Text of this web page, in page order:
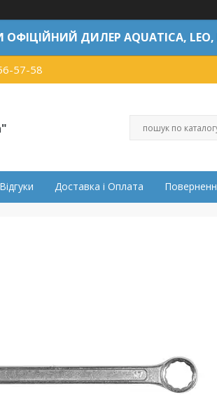
ДИЛЕР AQUATICA, LEO,
57-58
Відгуки Доставка і Оплата